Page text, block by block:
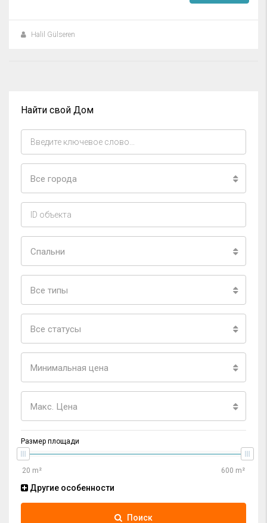
Halil Gülseren
Найти свой Дом
Все города
Спальни
Все типы
Все статусы
Минимальная цена
Макс. Цена
Размер площади
Другие особенности
Поиск